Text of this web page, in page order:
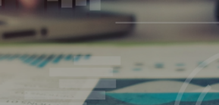
ス
来
環境に配慮したものづくり
品質にこだわったものづくり
社会との関わり
耐摩耗部品
実装機用ノズル
半導体用コレット
マイクロリアクター（装置関連）
Zeo Next
ニュース
業計画及び成長可能
に関する事項
算短信
有価証券報告書
株主通信
財務ハイライト IRカ